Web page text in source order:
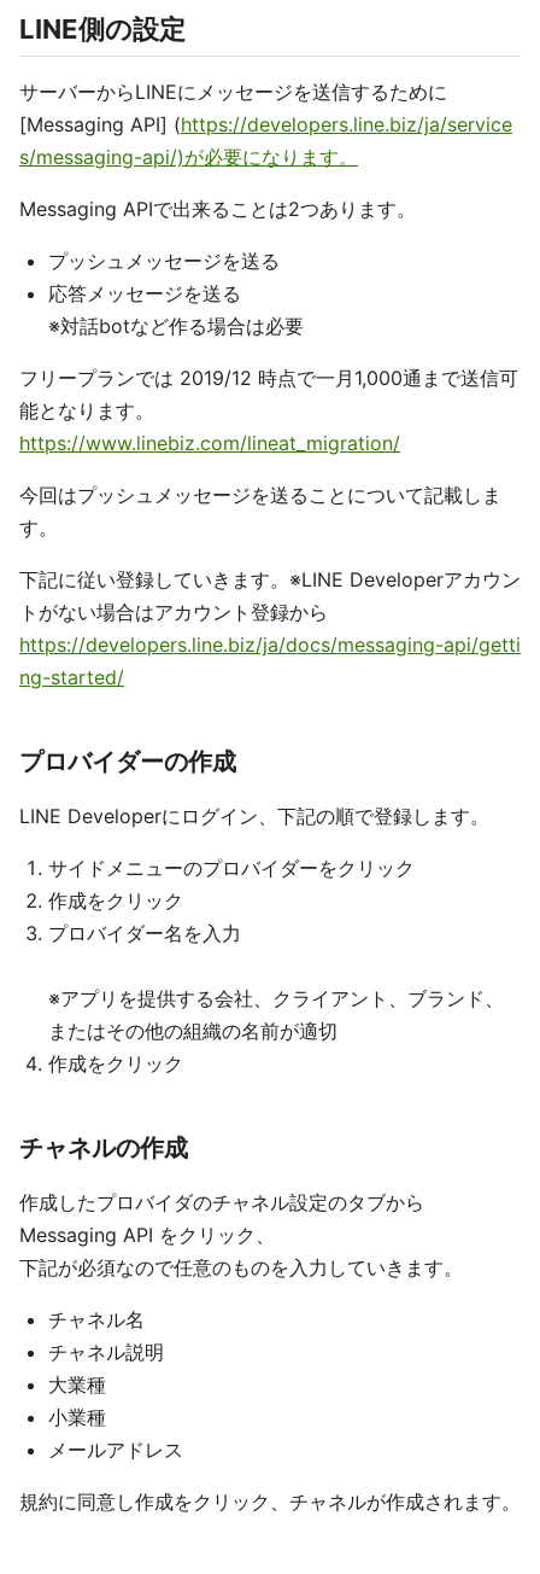
LINE側の設定
サーバーからLINEにメッセージを送信するために
[Messaging API] (https://developers.line.biz/ja/service
s/messaging-api/)が必要になります。
Messaging APIで出来ることは2つあります。
プッシュメッセージを送る
応答メッセージを送る
※対話botなど作る場合は必要
フリープランでは 2019/12 時点で一月1,000通まで送信可
能となります。
https://www.linebiz.com/lineat_migration/
今回はプッシュメッセージを送ることについて記載しま
す。
下記に従い登録していきます。※LINE Developerアカウン
トがない場合はアカウント登録から
https://developers.line.biz/ja/docs/messaging-api/getti
ng-started/
プロバイダーの作成
LINE Developerにログイン、下記の順で登録します。
サイドメニューのプロバイダーをクリック
作成をクリック
プロバイダー名を入力
※アプリを提供する会社、クライアント、ブランド、
またはその他の組織の名前が適切
作成をクリック
チャネルの作成
作成したプロバイダのチャネル設定のタブから
Messaging API をクリック、
下記が必須なので任意のものを入力していきます。
チャネル名
チャネル説明
大業種
小業種
メールアドレス
規約に同意し作成をクリック、チャネルが作成されます。